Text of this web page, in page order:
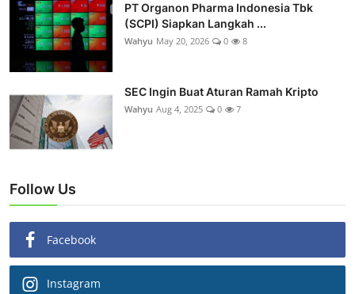
PT Organon Pharma Indonesia Tbk
(SCPI) Siapkan Langkah ...
Wahyu May 20, 2026 0 8
SEC Ingin Buat Aturan Ramah Kripto
Wahyu Aug 4, 2025 0 7
Follow Us
Facebook
Instagram